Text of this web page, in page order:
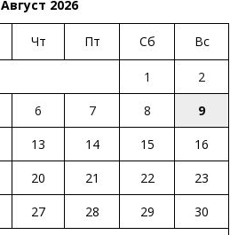
Август 2026
Чт Пт Сб Вс
1
2
6 7 8
9
13 14 15
16
20 21 22
23
27 28 29
30